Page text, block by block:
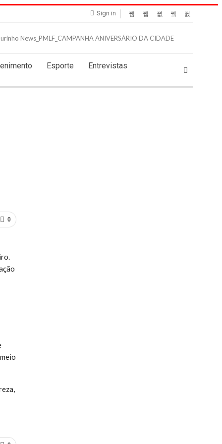
Sign in
Esporte Entrevistas
0